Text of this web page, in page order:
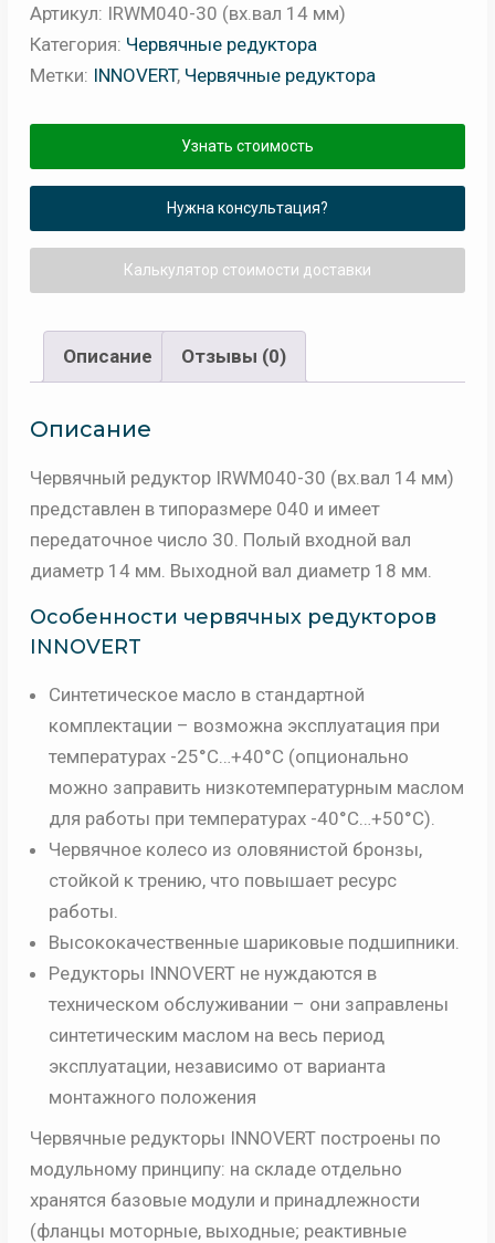
червячный
INNOVERT
(i=30)
вх./
14/18
синтетическое
(-25..+40
Артикул: IRWM040-30 (вх.вал 14 мм)
Категория: Червячные редуктора
Метки: INNOVERT, Червячные редуктора
Узнать стоимость
Нужна консультация?
Калькулятор стоимости доставки
Описание Отзывы (0)
Описание
Червячный редуктор IRWM040-30 (вх.вал 14 мм)
представлен в типоразмере 040 и имеет
передаточное число 30. Полый входной вал
диаметр 14 мм. Выходной вал диаметр 18 мм.
Особенности червячных редукторов
INNOVERT
Синтетическое масло в стандартной
комплектации – возможна эксплуатация при
температурах -25°С…+40°С (опционально
можно заправить низкотемпературным маслом
для работы при температурах -40°С…+50°С).
Червячное колесо из оловянистой бронзы,
стойкой к трению, что повышает ресурс
работы.
Высококачественные шариковые подшипники.
Редукторы INNOVERT не нуждаются в
техническом обслуживании – они заправлены
синтетическим маслом на весь период
эксплуатации, независимо от варианта
монтажного положения
Червячные редукторы INNOVERT построены по
модульному принципу: на складе отдельно
хранятся базовые модули и принадлежности
(фланцы моторные, выходные; реактивные